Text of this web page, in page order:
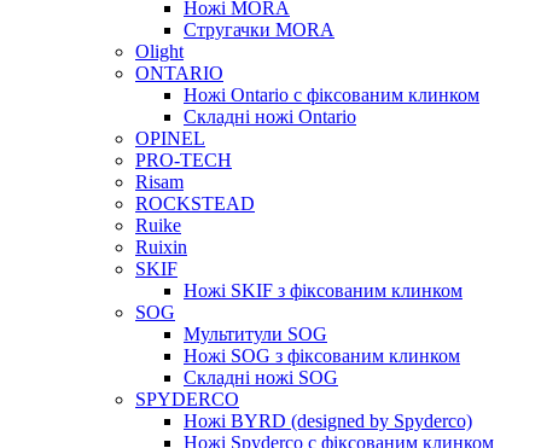
Ножі MORA
Стругачки MORA
Olight
ONTARIO
Ножі Ontario c фіксованим клинком
Складні ножі Ontario
OPINEL
PRO-TECH
Risam
ROCKSTEAD
Ruike
Ruixin
SKIF
Ножі SKIF з фіксованим клинком
SOG
Мультитули SOG
Ножі SOG з фіксованим клинком
Складні ножі SOG
SPYDERCO
Ножі BYRD (designed by Spyderco)
Ножі Spyderco c фіксованим клинком